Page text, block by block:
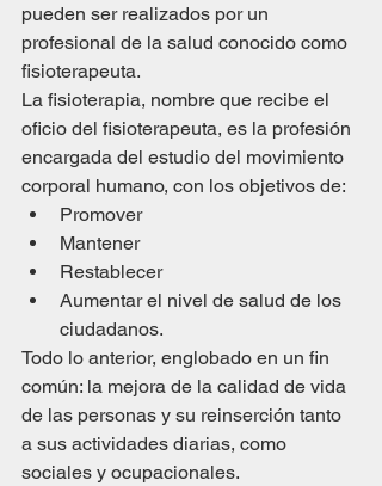
pueden ser realizados por un
profesional de la salud conocido como
fisioterapeuta.
La fisioterapia, nombre que recibe el
oficio del fisioterapeuta, es la profesión
encargada del estudio del movimiento
corporal humano, con los objetivos de:
Promover
Mantener
Restablecer
Aumentar el nivel de salud de los
ciudadanos.
Todo lo anterior, englobado en un fin
común: la mejora de la calidad de vida
de las personas y su reinserción tanto
a sus actividades diarias, como
sociales y ocupacionales.